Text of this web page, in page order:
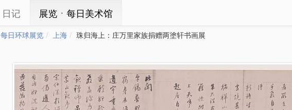
日记 展览ㆍ每日美术馆
每日环球展览 上海 珠归海上：庄万里家族捐赠两塗轩书画展